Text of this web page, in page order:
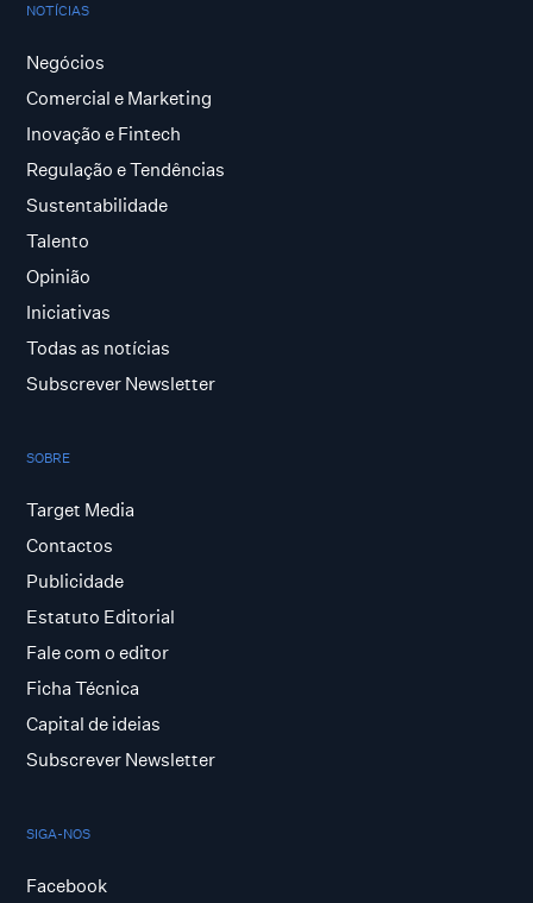
NOTÍCIAS
Negócios
Comercial e Marketing
Inovação e Fintech
Regulação e Tendências
Sustentabilidade
Talento
Opinião
Iniciativas
Todas as notícias
Subscrever Newsletter
SOBRE
Target Media
Contactos
Publicidade
Estatuto Editorial
Fale com o editor
Ficha Técnica
Capital de ideias
Subscrever Newsletter
SIGA-NOS
Facebook